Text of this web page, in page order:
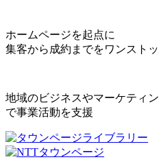
ホームページを起点に
集客から成約までをワンスト
地域のビジネスやマーケティ
で事業活動を支援